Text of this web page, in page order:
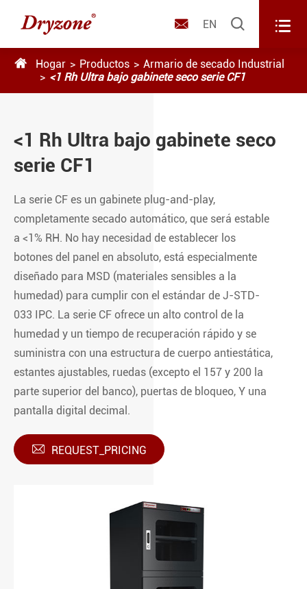
 EN  
 Hogar Productos
Armario de secado Industrial
<1 Rh Ultra bajo gabinete seco serie CF1
<1 Rh Ultra bajo gabinete seco
serie CF1
La serie CF es un gabinete plug-and-play,
completamente secado automático, que será estable
a <1% RH. No hay necesidad de establecer los
botones del panel en absoluto, está especialmente
diseñado para MSD (materiales sensibles a la
humedad) para cumplir con el estándar de J-STD-
033 IPC. La serie CF ofrece un alto control de la
humedad y un tiempo de recuperación rápido y se
suministra con una estructura de cuerpo antiestática,
estantes ajustables, ruedas (excepto el 157 y 200 la
parte superior del banco), puertas de bloqueo, Y una
pantalla digital decimal.
 REQUEST_PRICING